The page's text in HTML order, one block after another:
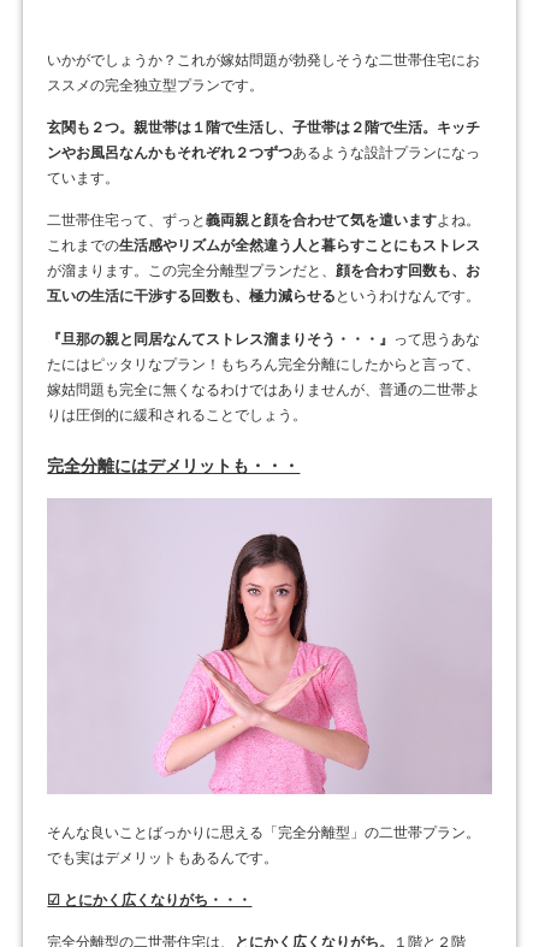
いかがでしょうか？これが嫁姑問題が勃発しそうな二世帯住宅にお
ススメの完全独立型プランです。
玄関も２つ。親世帯は１階で生活し、子世帯は２階で生活。キッチ
ンやお風呂なんかもそれぞれ２つずつあるような設計プランになっ
ています。
二世帯住宅って、ずっと義両親と顔を合わせて気を遣いますよね。
これまでの生活感やリズムが全然違う人と暮らすことにもストレス
が溜まります。この完全分離型プランだと、顔を合わす回数も、お
互いの生活に干渉する回数も、極力減らせる というわけなんです。
『旦那の親と同居なんてストレス溜まりそう・・・』 って思うあな
たにはピッタリなプラン！もちろん完全分離にしたからと言って、
嫁姑問題も完全に無くなるわけではありませんが、普通の二世帯よ
りは圧倒的に緩和されることでしょう。
完全分離にはデメリットも・・・
そんな良いことばっかりに思える「完全分離型」の二世帯プラン。
でも実はデメリットもあるんです。
☑ とにかく広くなりがち・・・
完全分離型の二世帯住宅は、 とにかく広くなりがち。 １階と２階